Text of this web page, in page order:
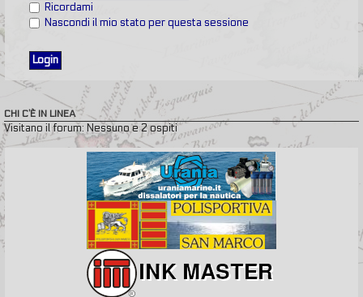
Ricordami
Nascondi il mio stato per questa sessione
CHI C’È IN LINEA
Visitano il forum: Nessuno e 2 ospiti